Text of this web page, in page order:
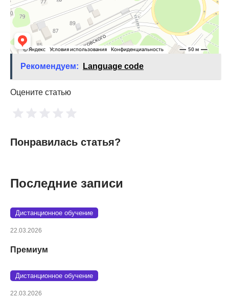
Рекомендуем: Language code
Оцените статью
Понравилась статья?
Последние записи
Дистанционное обучение
22.03.2026
Премиум
Дистанционное обучение
22.03.2026